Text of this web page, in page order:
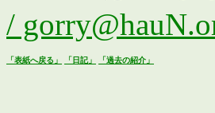
/
「表紙へ戻る」 「日記」 「過去の紹介」